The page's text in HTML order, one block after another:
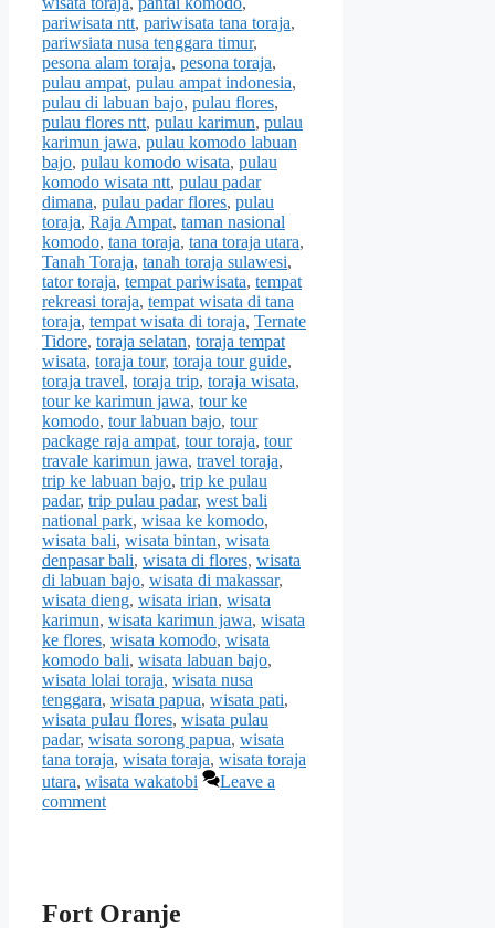
pariwisata ntt, pariwisata tana toraja,
pariwsiata nusa tenggara timur,
pesona alam toraja, pesona toraja,
pulau ampat, pulau ampat indonesia,
pulau di labuan bajo, pulau flores,
pulau flores ntt, pulau karimun, pulau
karimun jawa, pulau komodo labuan
bajo, pulau komodo wisata, pulau
komodo wisata ntt, pulau padar
dimana, pulau padar flores, pulau
toraja, Raja Ampat, taman nasional
komodo, tana toraja, tana toraja utara,
Tanah Toraja, tanah toraja sulawesi,
tator toraja, tempat pariwisata, tempat
rekreasi toraja, tempat wisata di tana
toraja, tempat wisata di toraja, Ternate
Tidore, toraja selatan, toraja tempat
wisata, toraja tour, toraja tour guide,
toraja travel, toraja trip, toraja wisata,
tour ke karimun jawa, tour ke
komodo, tour labuan bajo, tour
package raja ampat, tour toraja, tour
travale karimun jawa, travel toraja,
trip ke labuan bajo, trip ke pulau
padar, trip pulau padar, west bali
national park, wisaa ke komodo,
wisata bali, wisata bintan, wisata
denpasar bali, wisata di flores, wisata
di labuan bajo, wisata di makassar,
wisata dieng, wisata irian, wisata
karimun, wisata karimun jawa, wisata
ke flores, wisata komodo, wisata
komodo bali, wisata labuan bajo,
wisata lolai toraja, wisata nusa
tenggara, wisata papua, wisata pati,
wisata pulau flores, wisata pulau
padar, wisata sorong papua, wisata
tana toraja, wisata toraja, wisata toraja
utara, wisata wakatobi
Leave a
comment
Fort Oranje